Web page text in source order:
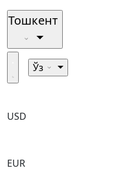
Тошкент
Ўз
USD
EUR